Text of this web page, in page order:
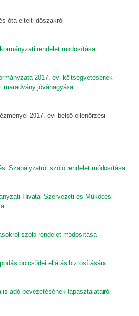
óta eltelt időszakról
rendelet módosítása
2017. évi költségvetésének
maradvány jóváhagyása
2017. évi belső ellenőrzési
Szabályzatról szóló rendelet módosítása
Hivatal Szervezeti és Működési
szóló rendelet módosítása
bölcsődei ellátás biztosítására
adó bevezetésének tapasztalatairól